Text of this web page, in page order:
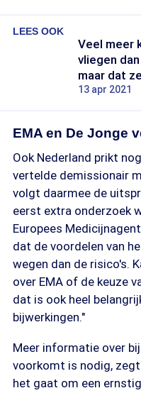
LEES OOK
Veel meer
vliegen
maar dat
13 apr 2021
EMA en De Jonge
Ook Nederland prikt
vertelde demissionair
volgt daarmee de
eerst extra onderzoek
Europees
dat de voordelen van
wegen dan de risico's.
over EMA of de keuze
dat is ook heel
bijwerkingen."
Meer informatie over
voorkomt is nodig,
het gaat om een